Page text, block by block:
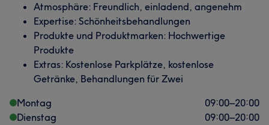
Atmosphäre: Freundlich, einladend, angenehm
Expertise: Schönheitsbehandlungen
Produkte und Produktmarken: Hochwertige
Produkte
Extras: Kostenlose Parkplätze, kostenlose
Getränke, Behandlungen für Zwei
Montag
09:00–20:00
Dienstag
09:00–20:00